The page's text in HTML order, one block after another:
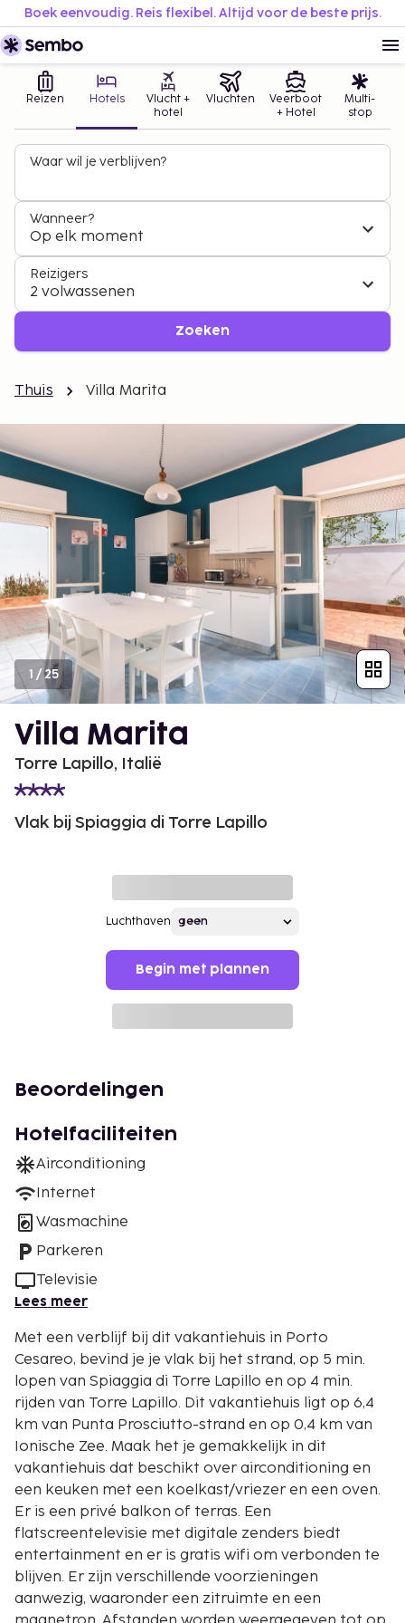
Boek eenvoudig. Reis flexibel. Altijd voor de beste prijs.
Reizen Hotels
Vlucht +
hotel
Vluchten
Veerboot
+ Hotel
Multi-
stop
Waar wil je verblijven?
Wanneer?
Op elk moment
Reizigers
2 volwassenen
Zoeken
Thuis Villa Marita
1 /25
Villa Marita
Torre Lapillo, Italië
Vlak bij Spiaggia di Torre Lapillo
Luchthaven
Begin met plannen
Beoordelingen
Hotelfaciliteiten
Airconditioning
Internet
Wasmachine
Parkeren
Televisie
Lees meer
Met een verblijf bij dit vakantiehuis in Porto
Cesareo, bevind je je vlak bij het strand, op 5 min.
lopen van Spiaggia di Torre Lapillo en op 4 min.
rijden van Torre Lapillo. Dit vakantiehuis ligt op 6,4
km van Punta Prosciutto-strand en op 0,4 km van
Ionische Zee. Maak het je gemakkelijk in dit
vakantiehuis dat beschikt over airconditioning en
een keuken met een koelkast/vriezer en een oven.
Er is een privé balkon of terras. Een
flatscreentelevisie met digitale zenders biedt
entertainment en er is gratis wifi om verbonden te
blijven. Er zijn verschillende voorzieningen
aanwezig, waaronder een zitruimte en een